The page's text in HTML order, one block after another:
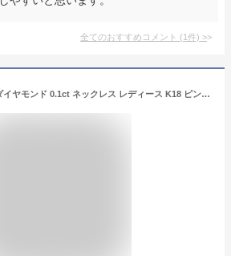
全てのおすすめコメント (1件) >
[シアーズ] 一粒 ダイヤモンド 0.1ct ネックレス レディース K18 ピンクゴールド n7979b-p